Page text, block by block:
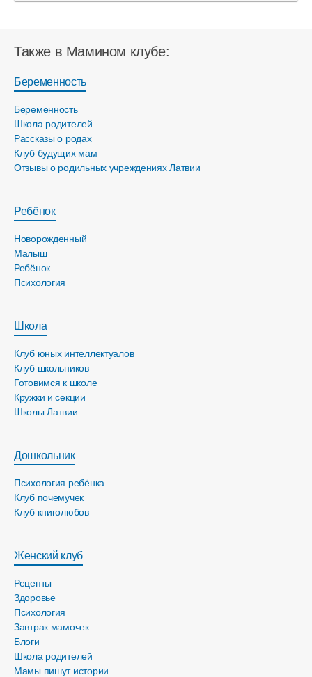
Также в Мамином клубе:
Беременность
Беременность
Школа родителей
Рассказы о родах
Клуб будущих мам
Отзывы о родильных учреждениях Латвии
Ребёнок
Новорожденный
Малыш
Ребёнок
Психология
Школа
Клуб юных интеллектуалов
Клуб школьников
Готовимся к школе
Кружки и секции
Школы Латвии
Дошкольник
Психология ребёнка
Клуб почемучек
Клуб книголюбов
Женский клуб
Рецепты
Здоровье
Психология
Завтрак мамочек
Блоги
Школа родителей
Мамы пишут истории